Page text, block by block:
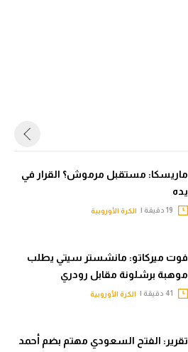
ماريسكا: مستقبل مرموش؟ القرار في
يده
الكرة الأوروبية
فوت ميركاتو: مانشستر سيتي يطلب
موهبة برشلونة مقابل رودري
الكرة الأوروبية
تقرير: الفتح السعودي مهتم بضم أحمد